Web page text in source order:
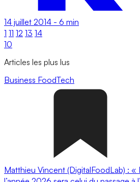
14 juillet 2014 - 6 min
1 11 12 13 14
10
Articles les plus lus
Business FoodTech
Matthieu Vincent (DigitalFoodLab) : «